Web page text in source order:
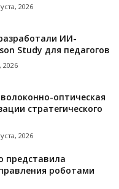
2026
ИИ-
Study для педагогов
2026
оптическая
стратегического
2026
представила
роботами